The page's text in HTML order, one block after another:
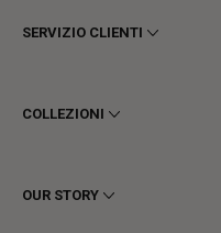
SERVIZIO CLIENTI
Privacy
Contattaci
COLLEZIONI
Donna
OUR STORY